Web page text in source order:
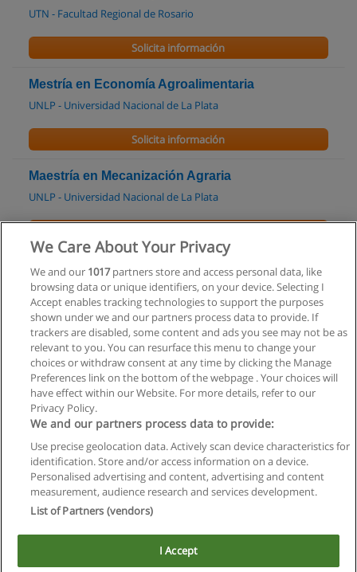
UTN - Facultad Regional de Rosario
Solicita información
Mestría en Economía Agroalimentaria
UNLP - Universidad Nacional de La Plata
Solicita información
Maestría en Mecanización Agraria
UNLP - Universidad Nacional de La Plata
Especialización en Economía Agroalimentaria
UNLP - Universidad Nacional de La Plata
Solicita información
Privacidad de datos
Contactar con Educaedu
Copyright © Educaedu Business S.L. - CIF : B-95610580: -
We Care About Your Privacy
We and our 1017partners store and access personal data, like
browsing data or unique identifiers, on your device. Selecting I
Accept enables tracking technologies to support the purposes
shown under we and our partners process data to provide. If
trackers are disabled, some content and ads you see may not be as
relevant to you. You can resurface this menu to change your
choices or withdraw consent at any time by clicking the Manage
Preferences link on the bottom of the webpage . Your choices will
have effect within our Website. For more details, refer to our
Privacy Policy.
We and our partners process data to provide:
Use precise geolocation data. Actively scan device characteristics for
identification. Store and/or access information on a device.
Personalised advertising and content, advertising and content
measurement, audience research and services development.
List of Partners (vendors)
I Accept